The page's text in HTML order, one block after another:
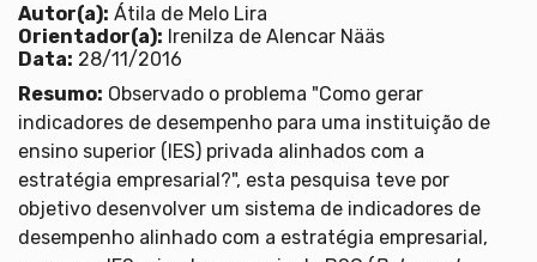
Autor(a): Átila de Melo Lira
Orientador(a): Irenilza de Alencar Nääs
Data: 28/11/2016
Resumo: Observado o problema "Como gerar
indicadores de desempenho para uma instituição de
ensino superior (IES) privada alinhados com a
estratégia empresarial?", esta pesquisa teve por
objetivo desenvolver um sistema de indicadores de
desempenho alinhado com a estratégia empresarial,